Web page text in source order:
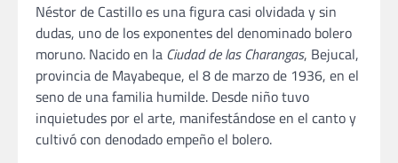
Néstor de Castillo es una figura casi olvidada y sin
dudas, uno de los exponentes del denominado bolero
moruno. Nacido en la Ciudad de las Charangas, Bejucal,
provincia de Mayabeque, el 8 de marzo de 1936, en el
seno de una familia humilde. Desde niño tuvo
inquietudes por el arte, manifestándose en el canto y
cultivó con denodado empeño el bolero.